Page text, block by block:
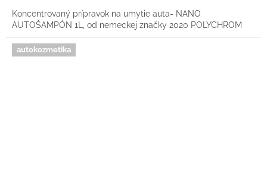
Koncentrovaný prípravok na umytie auta- NANO
AUTOŠAMPÓN 1L, od nemeckej značky 2020 POLYCHROM
autokozmetika